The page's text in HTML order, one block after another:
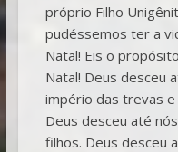
próprio Filho
pudéssemos ter a
Natal! Eis o
Natal! Deus desceu
império das trevas
Deus desceu até
filhos. Deus desceu